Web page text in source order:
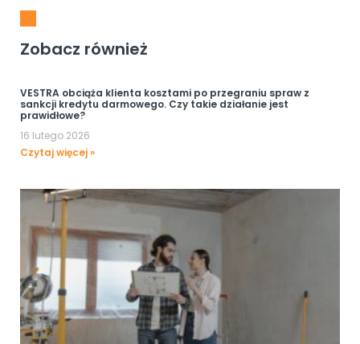
Zobacz również
VESTRA obciąża klienta kosztami po przegraniu spraw z
sankcji kredytu darmowego. Czy takie działanie jest
prawidłowe?
16 lutego 2026
Czytaj więcej »